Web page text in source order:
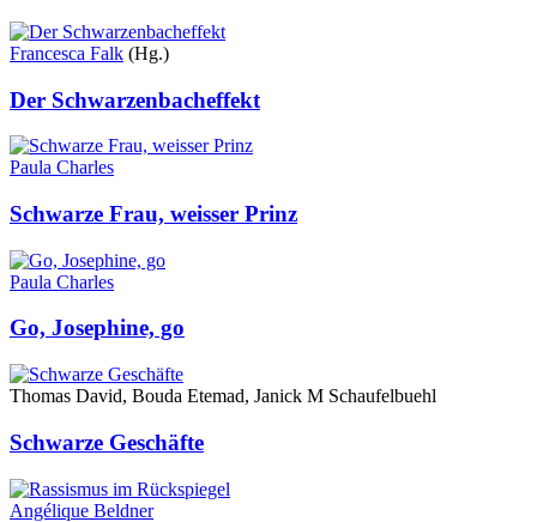
Francesca Falk (Hg.)
Der Schwarzenbacheffekt
Paula Charles
Schwarze Frau, weisser Prinz
Paula Charles
Go, Josephine, go
Thomas David, Bouda Etemad, Janick M Schaufelbuehl
Schwarze Geschäfte
Angélique Beldner